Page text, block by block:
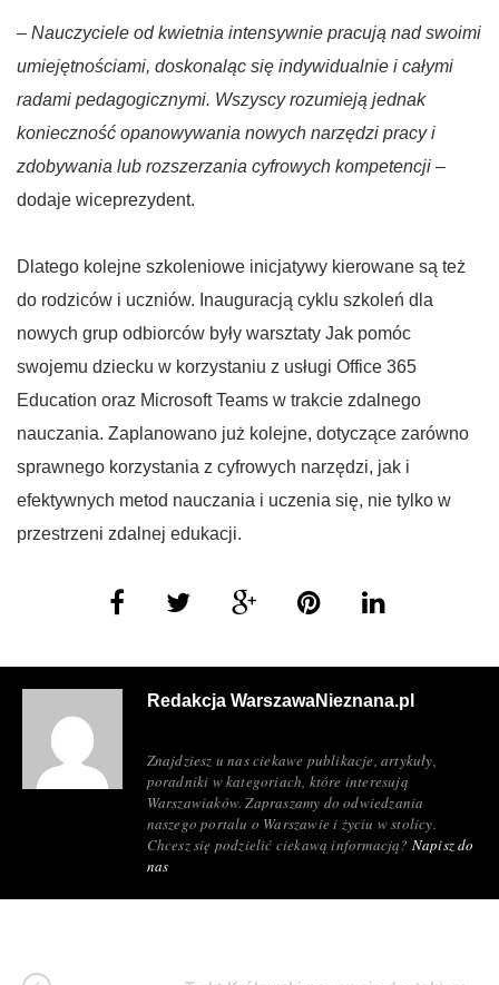
– Nauczyciele od kwietnia intensywnie pracują nad swoimi
umiejętnościami, doskonaląc się indywidualnie i całymi
radami pedagogicznymi. Wszyscy rozumieją jednak
konieczność opanowywania nowych narzędzi pracy i
zdobywania lub rozszerzania cyfrowych kompetencji –
dodaje wiceprezydent.
Dlatego kolejne szkoleniowe inicjatywy kierowane są też
do rodziców i uczniów. Inauguracją cyklu szkoleń dla
nowych grup odbiorców były warsztaty Jak pomóc
swojemu dziecku w korzystaniu z usługi Office 365
Education oraz Microsoft Teams w trakcie zdalnego
nauczania. Zaplanowano już kolejne, dotyczące zarówno
sprawnego korzystania z cyfrowych narzędzi, jak i
efektywnych metod nauczania i uczenia się, nie tylko w
przestrzeni zdalnej edukacji.
Redakcja WarszawaNieznana.pl
Znajdziesz u nas ciekawe publikacje, artykuły,
poradniki w kategoriach, które interesują
Warszawiaków. Zapraszamy do odwiedzania
naszego portalu o Warszawie i życiu w stolicy.
Chcesz się podzielić ciekawą informacją? Napisz do
nas